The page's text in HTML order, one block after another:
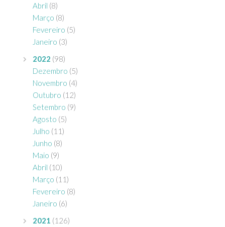
Abril (8)
Março (8)
Fevereiro (5)
Janeiro (3)
2022 (98)
Dezembro (5)
Novembro (4)
Outubro (12)
Setembro (9)
Agosto (5)
Julho (11)
Junho (8)
Maio (9)
Abril (10)
Março (11)
Fevereiro (8)
Janeiro (6)
2021 (126)